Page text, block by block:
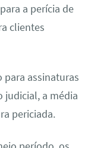
a perícia de
clientes
para assinaturas
judicial, a média
periciada.